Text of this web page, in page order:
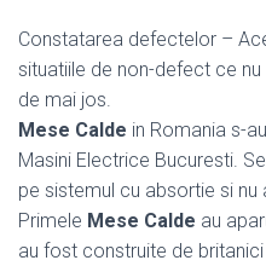
Constatarea defectelor –
situatiile de non-defect ce
de mai jos.
Mese Calde in Romania s-
Masini Electrice Bucuresti.
pe sistemul cu absortie si
Primele Mese Calde au
au fost construite de